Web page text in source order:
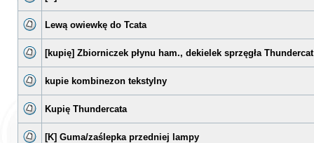
Lewą owiewkę do Tcata
[kupię] Zbiorniczek płynu ham., dekielek sprzęgła Thundercat
kupie kombinezon tekstylny
Kupię Thundercata
[K] Guma/zaślepka przedniej lampy